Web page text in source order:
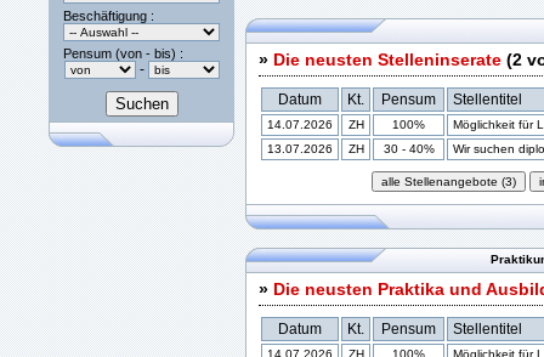
Beschäftigung :
Pensum (von - bis) :
- » Die neusten Stelleninserate (2
Datum Kt. Pensum Stellentitel
14.07.2026 ZH 100%
Möglichkeit für
13.07.2026
ZH 30 - 40% Wir suchen
» Die neusten Praktika und
Datum Kt. Pensum Stellentitel
14.07.2026 ZH 100%
Möglichkeit für